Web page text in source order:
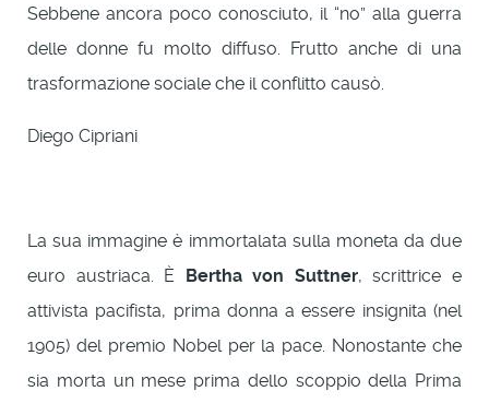
Sebbene ancora poco conosciuto, il “no” alla guerra
delle donne fu molto diffuso. Frutto anche di una
trasformazione sociale che il conflitto causò.
Diego Cipriani
La sua immagine è immortalata sulla moneta da due
euro austriaca. È
Bertha von Suttner, scrittrice e
attivista pacifista, prima donna a essere insignita (nel
1905) del premio Nobel per la pace. Nonostante che
sia morta un mese prima dello scoppio della Prima